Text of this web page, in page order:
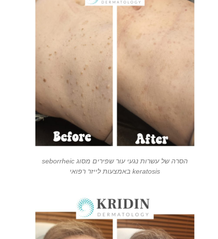
הסרה של עשרות נגעי עור שפירים מסוג seborrheic
keratosis באמצעות לייזר רפואי